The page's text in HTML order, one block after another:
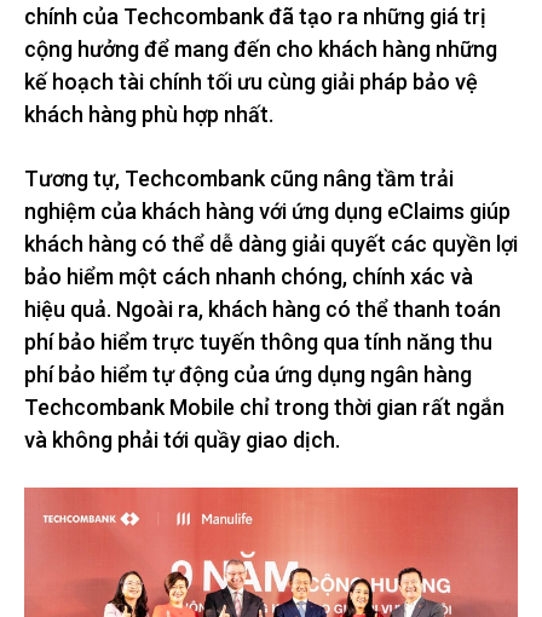
chính của Techcombank đã tạo ra những giá trị
cộng hưởng để mang đến cho khách hàng những
kế hoạch tài chính tối ưu cùng giải pháp bảo vệ
khách hàng phù hợp nhất.
Tương tự, Techcombank cũng nâng tầm trải
nghiệm của khách hàng với ứng dụng eClaims giúp
khách hàng có thể dễ dàng giải quyết các quyền lợi
bảo hiểm một cách nhanh chóng, chính xác và
hiệu quả. Ngoài ra, khách hàng có thể thanh toán
phí bảo hiểm trực tuyến thông qua tính năng thu
phí bảo hiểm tự động của ứng dụng ngân hàng
Techcombank Mobile chỉ trong thời gian rất ngắn
và không phải tới quầy giao dịch.